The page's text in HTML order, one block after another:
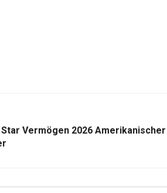
Vermögen 2026 Amerikanischer